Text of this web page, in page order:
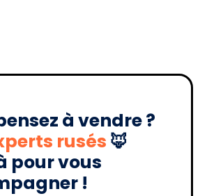
à vendre ?
rusés 🦊
pour vous
!